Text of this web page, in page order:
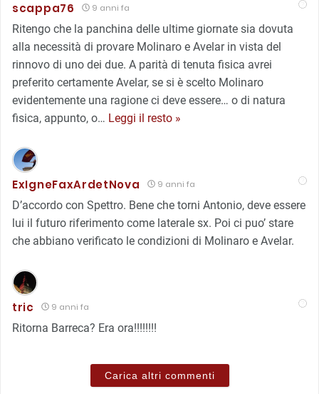
scappa76 9 anni fa
Ritengo che la panchina delle ultime giornate sia dovuta
alla necessità di provare Molinaro e Avelar in vista del
rinnovo di uno dei due. A parità di tenuta fisica avrei
preferito certamente Avelar, se si è scelto Molinaro
evidentemente una ragione ci deve essere… o di natura
fisica, appunto, o… Leggi il resto »
ExIgneFaxArdetNova 9 anni fa
D’accordo con Spettro. Bene che torni Antonio, deve essere
lui il futuro riferimento come laterale sx. Poi ci puo’ stare
che abbiano verificato le condizioni di Molinaro e Avelar.
tric 9 anni fa
Ritorna Barreca? Era ora!!!!!!!!
Carica altri commenti